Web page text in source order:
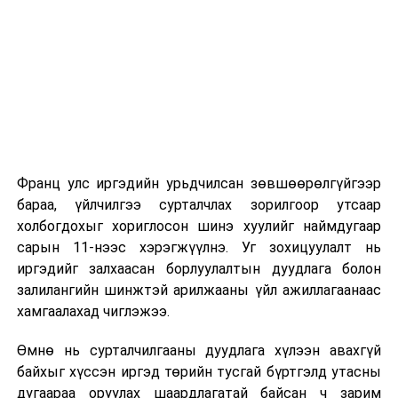
2026 оны 9 дүгээр сарын 13-наас оюутнуудыг
дотуур байранд оруулж эхэлнэ.
Сургууль, цэцэрлэгийн үйл ажиллагааны
зохицуулалт
2026 оны 8 дугаар сарын 17–28-ны өдрүүдэд
байранд элсэлт, бүртгэл болон бусад аливаа
арга хэмжээ зохион байгуулахгүй болно.
Франц улс иргэдийн урьдчилсан зөвшөөрөлгүйгээр
бараа, үйлчилгээ сурталчлах зорилгоор утсаар
холбогдохыг хориглосон шинэ хуулийг наймдугаар
сарын 11-нээс хэрэгжүүлнэ. Уг зохицуулалт нь
иргэдийг залхаасан борлуулалтын дуудлага болон
залилангийн шинжтэй арилжааны үйл ажиллагаанаас
хамгаалахад чиглэжээ.
Өмнө нь сурталчилгааны дуудлага хүлээн авахгүй
байхыг хүссэн иргэд төрийн тусгай бүртгэлд утасны
дугаараа оруулах шаардлагатай байсан ч зарим